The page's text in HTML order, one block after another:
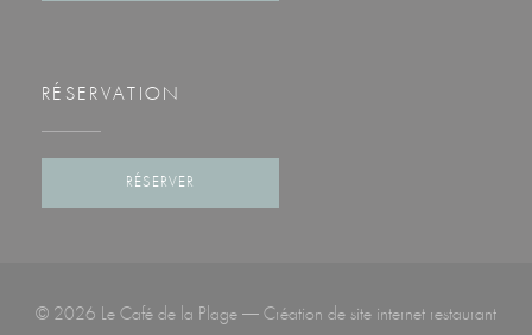
RÉSERVATION
RÉSERVER
© 2026 Le Café de la Plage — Création de site internet restaurant